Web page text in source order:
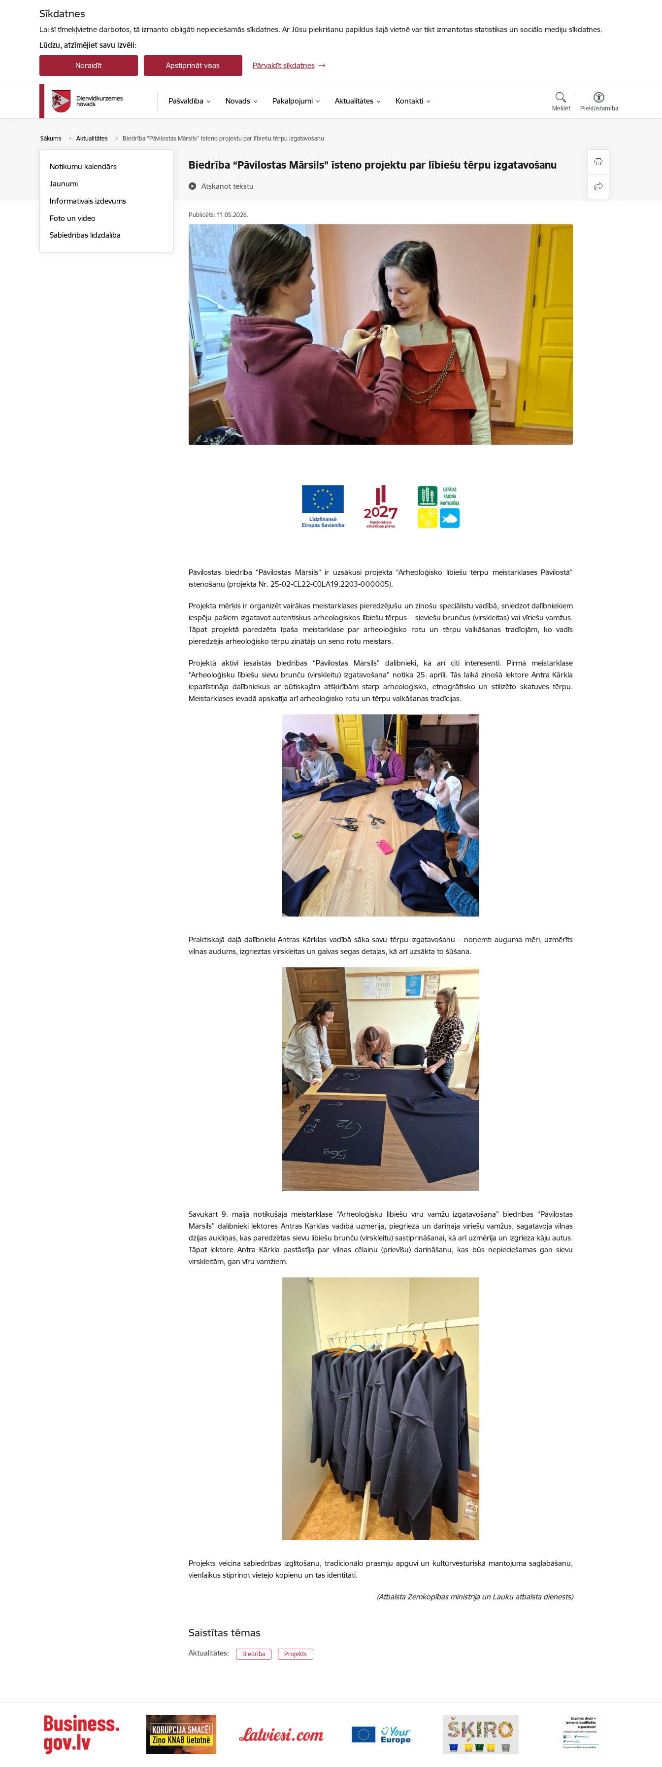
Sīkdatnes
Lai šī tīmekļvietne darbotos, tā izmanto obligāti nepieciešamās sīkdatnes. Ar Jūsu piekrišanu papildus šajā vietnē var tikt izmantotas statistikas un sociālo mediju sīkdatnes.
Lūdzu, atzīmējiet savu izvēli:
Noraidīt Apstiprināt visas Pārvaldīt sīkdatnes
Pašvaldība Novads Pakalpojumi Aktualitātes Kontakti
Meklēt Piekļūstamība
Sākums Aktualitātes Biedrība “Pāvilostas Mārsils” īsteno projektu par lībiešu tērpu izgatavošanu
Biedrība “Pāvilostas Mārsils” īsteno projektu par lībiešu tērpu izgatavošanu
Atskaņot tekstu
Notikumu kalendārs
Jaunumi
Informatīvais izdevums
Foto un video
Sabiedrības līdzdalība
Publicēts: 11.05.2026.
Pāvilostas biedrība “Pāvilostas Mārsils” ir uzsākusi projekta “Arheoloģisko lībiešu tērpu meistarklases Pāvilostā”
īstenošanu (projekta Nr. 25-02-CL22-C0LA19.2203-000005).
Projekta mērķis ir organizēt vairākas meistarklases pieredzējušu un zinošu speciālistu vadībā, sniedzot dalībniekiem
iespēju pašiem izgatavot autentiskus arheoloģiskos lībiešu tērpus – sieviešu brunčus (virskleitas) vai vīriešu vamžus.
Tāpat projektā paredzēta īpaša meistarklase par arheoloģisko rotu un tērpu valkāšanas tradīcijām, ko vadīs
pieredzējis arheoloģisko tērpu zinātājs un seno rotu meistars.
Projektā aktīvi iesaistās biedrības “Pāvilostas Mārsils” dalībnieki, kā arī citi interesenti. Pirmā meistarklase
“Arheoloģisku lībiešu sievu brunču (virskleitu) izgatavošana” notika 25. aprīlī. Tās laikā zinošā lektore Antra Kārkla
iepazīstināja dalībniekus ar būtiskajām atšķirībām starp arheoloģisko, etnogrāfisko un stilizēto skatuves tērpu.
Meistarklases ievadā apskatīja arī arheoloģisko rotu un tērpu valkāšanas tradīcijas.
Praktiskajā daļā dalībnieki Antras Kārklas vadībā sāka savu tērpu izgatavošanu – noņemti auguma mēri, uzmērīts
vilnas audums, izgrieztas virskleitas un galvas segas detaļas, kā arī uzsākta to šūšana.
Savukārt 9. maijā notikušajā meistarklasē “Arheoloģisku lībiešu vīru vamžu izgatavošana” biedrības “Pāvilostas
Mārsils” dalībnieki lektores Antras Kārklas vadībā uzmērīja, piegrieza un darināja vīriešu vamžus, sagatavoja vilnas
dzijas aukliņas, kas paredzētas sievu lībiešu brunču (virskleitu) sastiprināšanai, kā arī uzmērīja un izgrieza kāju autus.
Tāpat lektore Antra Kārkla pastāstīja par vilnas cēlaiņu (prievīšu) darināšanu, kas būs nepieciešamas gan sievu
virskleitām, gan vīru vamžiem.
Projekts veicina sabiedrības izglītošanu, tradicionālo prasmju apguvi un kultūrvēsturiskā mantojuma saglabāšanu,
vienlaikus stiprinot vietējo kopienu un tās identitāti.
(Atbalsta Zemkopības ministrija un Lauku atbalsta dienests)
Saistītas tēmas
Aktualitātes: Biedrība Projekts